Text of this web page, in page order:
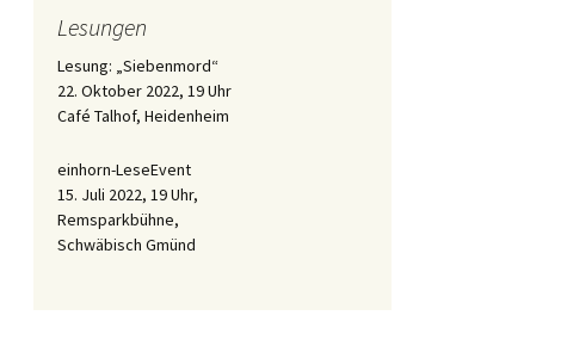
Lesungen
Lesung: „Siebenmord“
22. Oktober 2022, 19 Uhr
Café Talhof, Heidenheim
einhorn-LeseEvent
15. Juli 2022, 19 Uhr,
Remsparkbühne,
Schwäbisch Gmünd